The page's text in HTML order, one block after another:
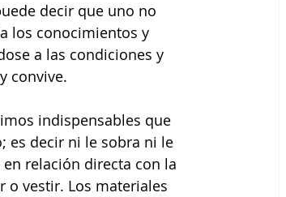
decir que uno no
los conocimientos y
a las condiciones y
convive.
indispensables que
es decir ni le sobra ni le
relación directa con la
o vestir. Los materiales